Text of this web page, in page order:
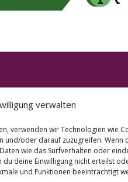
verwalten
verwenden wir Technologien wie
und/oder darauf zuzugreifen. Wenn
wie das Surfverhalten oder
deine Einwilligung nicht erteilst
und Funktionen beeinträchtigt